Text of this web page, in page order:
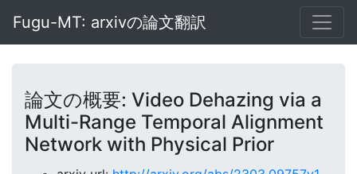
Fugu-MT: arxivの論文翻訳
論文の概要: Video Dehazing via a
Multi-Range Temporal Alignment
Network with Physical Prior